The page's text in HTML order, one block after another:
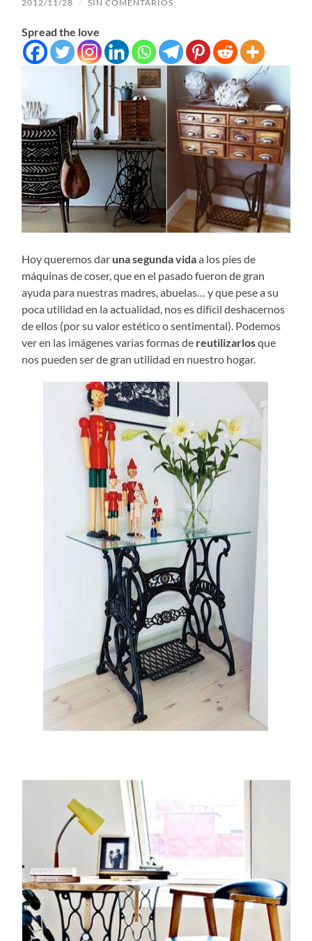
2012/11/28 / SIN COMENTARIOS
Spread the love
Hoy queremos dar una segunda vidaa los pies de
máquinas de coser, que en el pasado fueron de gran
ayuda para nuestras madres, abuelas… y que pese a su
poca utilidad en la actualidad, nos es difícil deshacernos
de ellos (por su valor estético o sentimental). Podemos
ver en las imágenes varias formas de reutilizarlosque
nos pueden ser de gran utilidad en nuestro hogar.